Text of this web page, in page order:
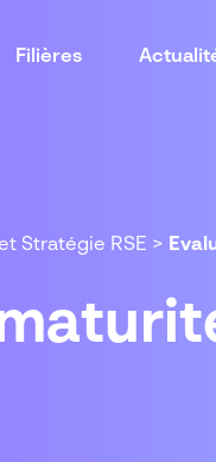
Filières
Stratégie RSE >